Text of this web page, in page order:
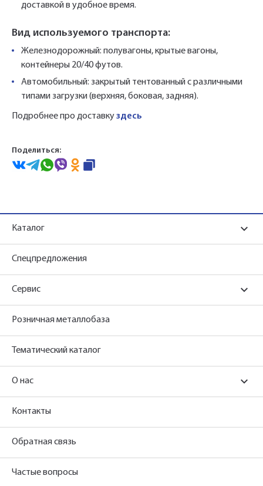
доставкой в удобное время.
Вид используемого транспорта:
Железнодорожный: полувагоны, крытые вагоны,
контейнеры 20/40 футов.
Автомобильный: закрытый тентованный с различными
типами загрузки (верхняя, боковая, задняя).
Подробнее про доставкуздесь
Поделиться:
Каталог
Спецпредложения
Сервис
Розничная металлобаза
Тематический каталог
О нас
Контакты
Обратная связь
Частые вопросы